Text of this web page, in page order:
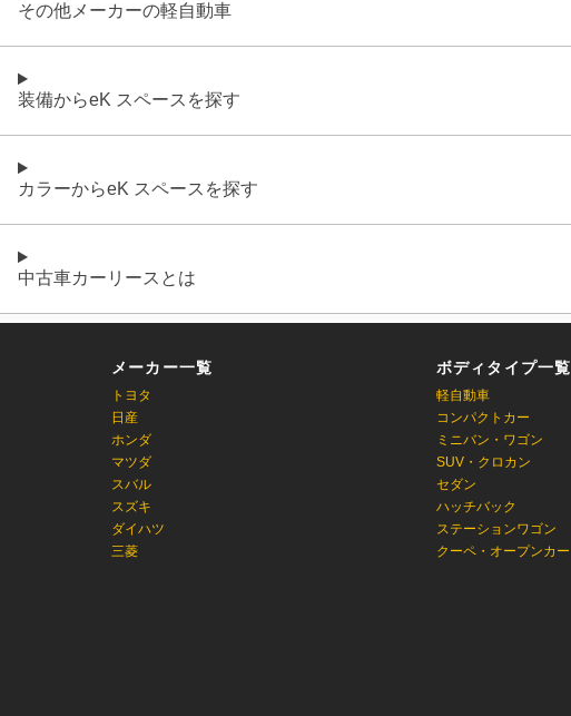
その他メーカーの軽自動車
装備からeK スペースを探す
カラーからeK スペースを探す
中古車カーリースとは
メーカー一覧
トヨタ
日産
ホンダ
マツダ
スバル
スズキ
ダイハツ
三菱
ボディタイプ一覧
軽自動車
コンパクトカー
ミニバン・ワゴン
SUV・クロカン
セダン
ハッチバック
ステーションワゴン
クーペ・オープンカー